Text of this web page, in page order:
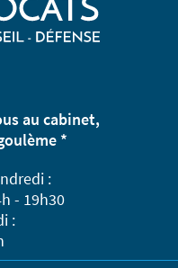
au cabinet,
*
:
- 19h30
: